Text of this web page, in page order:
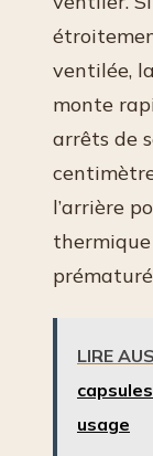
ventilée,
monte
arrêts de
l’arrière
LIRE
usage